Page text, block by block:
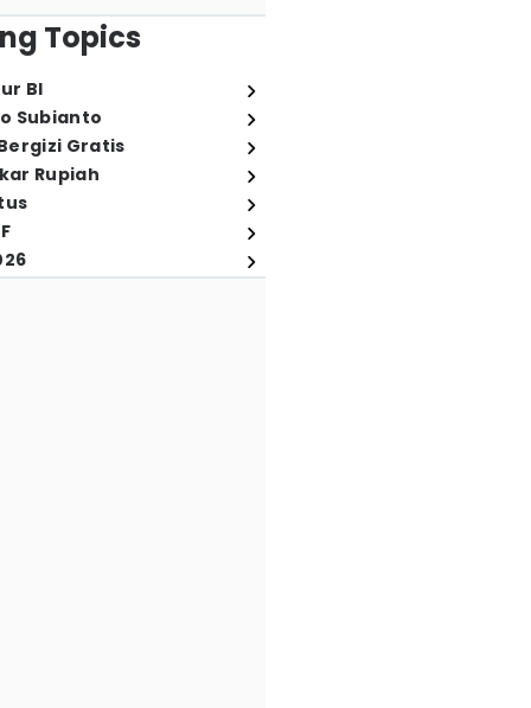
Topics
BI
Subianto
Gratis
Rupiah